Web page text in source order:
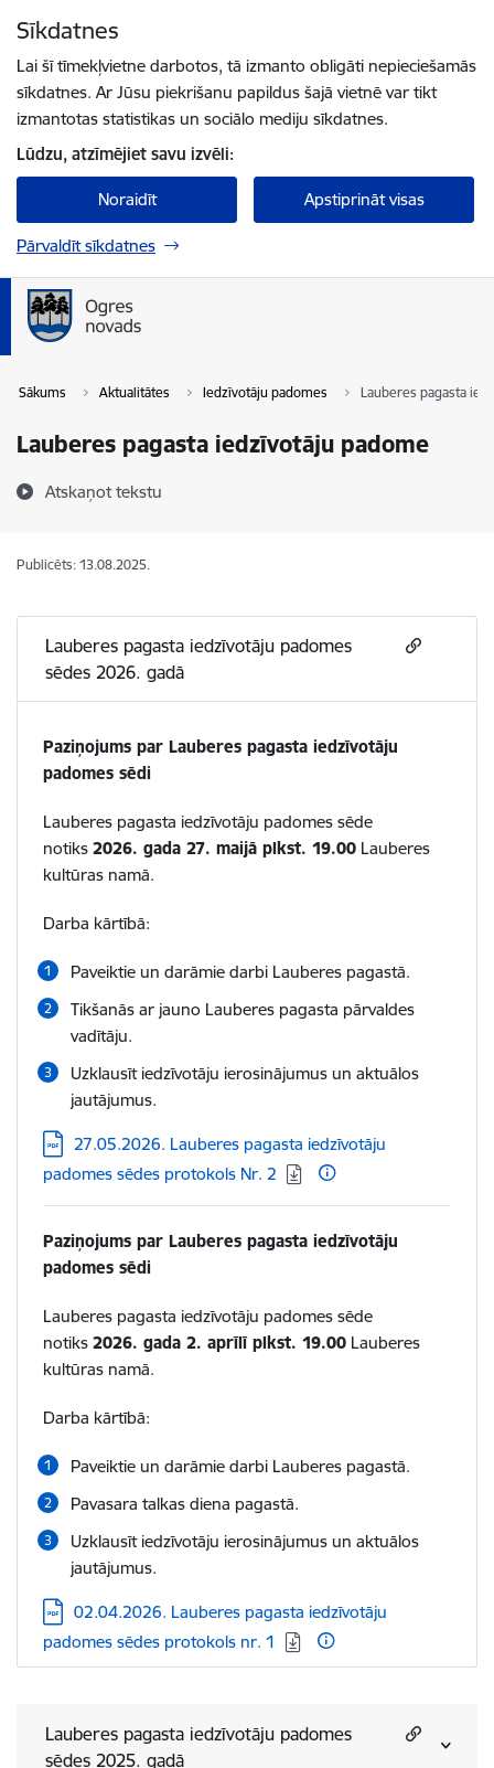
Sīkdatnes
Lai šī tīmekļvietne darbotos, tā izmanto obligāti nepieciešamās
sīkdatnes. Ar Jūsu piekrišanu papildus šajā vietnē var tikt
izmantotas statistikas un sociālo mediju sīkdatnes.
Lūdzu, atzīmējiet savu izvēli:
Noraidīt Apstiprināt visas
Pārvaldīt sīkdatnes
Sākums Aktualitātes Iedzīvotāju padomes Lauberes pagasta
Lauberes pagasta iedzīvotāju padome
Atskaņot tekstu
Publicēts: 13.08.2025.
Lauberes pagasta iedzīvotāju padomes
sēdes 2026. gadā
Paziņojums par Lauberes pagasta iedzīvotāju
padomes sēdi
Lauberes pagasta iedzīvotāju padomes sēde
notiks 2026. gada 27. maijā plkst. 19.00Lauberes
kultūras namā.
Darba kārtībā:
Paveiktie un darāmie darbi Lauberes pagastā.
Tikšanās ar jauno Lauberes pagasta pārvaldes
vadītāju.
Uzklausīt iedzīvotāju ierosinājumus un aktuālos
jautājumus.
Lejupielādēt:
27.05.2026. Lauberes pagasta iedzīvotāju
padomes sēdes protokols Nr. 2
Paziņojums par Lauberes pagasta iedzīvotāju
padomes sēdi
Lauberes pagasta iedzīvotāju padomes sēde
notiks 2026. gada 2. aprīlī plkst. 19.00Lauberes
kultūras namā.
Darba kārtībā:
Paveiktie un darāmie darbi Lauberes pagastā.
Pavasara talkas diena pagastā.
Uzklausīt iedzīvotāju ierosinājumus un aktuālos
jautājumus.
Lejupielādēt:
02.04.2026. Lauberes pagasta iedzīvotāju
padomes sēdes protokols nr. 1
Lauberes pagasta iedzīvotāju padomes
sēdes 2025. gadā